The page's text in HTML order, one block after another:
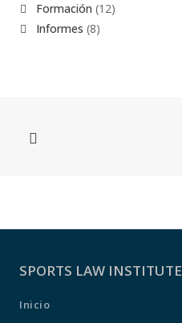
Formación (12)
Informes (8)
SPORTS LAW INSTITUTE
Inicio